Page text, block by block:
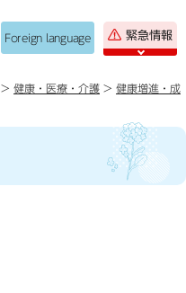
Foreign language 緊急情報
> 健康・医療・介護 > 健康増進・成